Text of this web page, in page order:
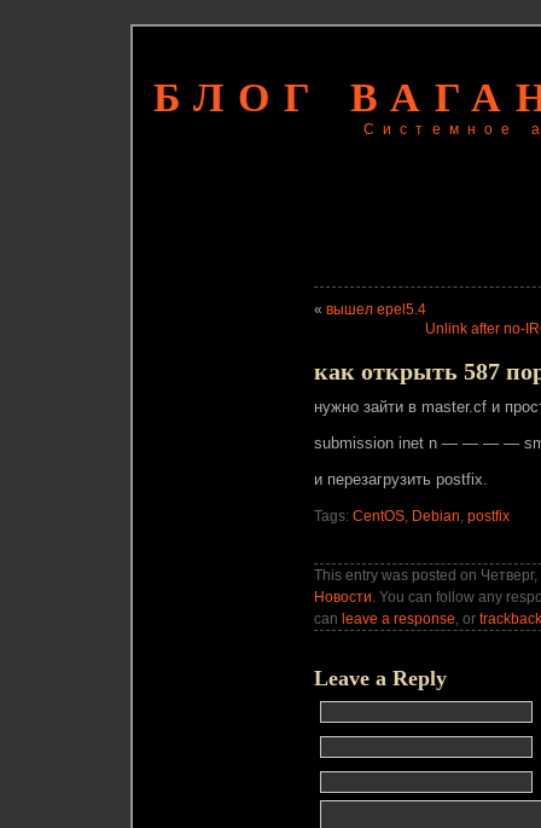
БЛОГ
Системное
« вышел epel5.4
Unlink after no-
как открыть 587
нужно зайти в master.cf и
submission inet n — — — —
и перезагрузить postfix.
Tags: CentOS, Debian, postfix
This entry was posted on
Новости. You can follow any
can leave a response, or trackback
Leave a Reply